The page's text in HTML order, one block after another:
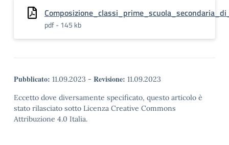
pdf - 145 kb
Pubblicato: 11.09.2023 - Revisione: 11.09.2023
Eccetto dove diversamente specificato, questo articolo è
stato rilasciato sotto Licenza Creative Commons
Attribuzione 4.0 Italia.